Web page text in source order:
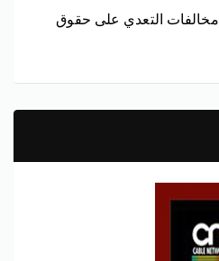
مخالفات التعدي على حقوق